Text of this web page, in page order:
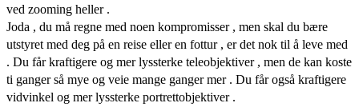
ved zooming heller .
Joda , du må regne med noen kompromisser , men skal du bære
utstyret med deg på en reise eller en fottur , er det nok til å leve med
. Du får kraftigere og mer lyssterke teleobjektiver , men de kan koste
ti ganger så mye og veie mange ganger mer . Du får også kraftigere
vidvinkel og mer lyssterke portrettobjektiver .